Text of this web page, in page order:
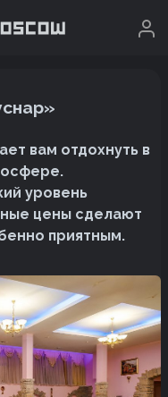
вам отдохнуть в
уровень
цены сделают
приятным.